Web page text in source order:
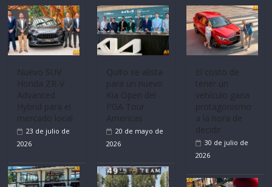
Volvo
reingresa a
Ecuador de la
mano de
Inchcape y
lanza dos
PHEV
2026
La FEDAK
recibe 12
Sinotruk
Bolden para
cubrir las rutas
de La Vuelta
31 de julio de
Ultima película
‘Spider‑Man:
Brand New
Day’ pone en
escena a
BMW
29 de julio de
2026